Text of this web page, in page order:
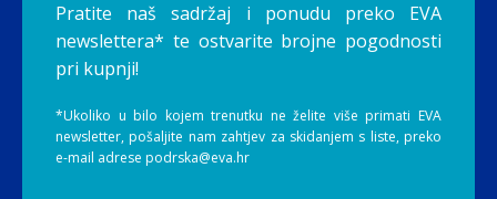
Pratite naš sadržaj i ponudu preko EVA
newslettera* te ostvarite brojne pogodnosti
pri kupnji!
*Ukoliko u bilo kojem trenutku ne želite više primati EVA
newsletter, pošaljite nam zahtjev za skidanjem s liste, preko
e-mail adrese podrska@eva.hr